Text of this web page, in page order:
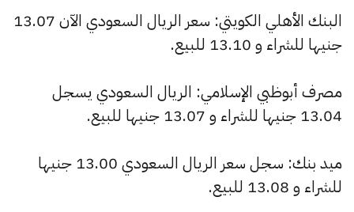
البنك الأهلي الكويتي: سعر الريال السعودي الآن 13.07
جنيها للشراء و 13.10 للبيع.
مصرف أبوظبي الإسلامي: الريال السعودي يسجل
13.04 جنيها للشراء و 13.07 جنيها للبيع.
ميد بنك: سجل سعر الريال السعودي 13.00 جنيها
للشراء و 13.08 للبيع.